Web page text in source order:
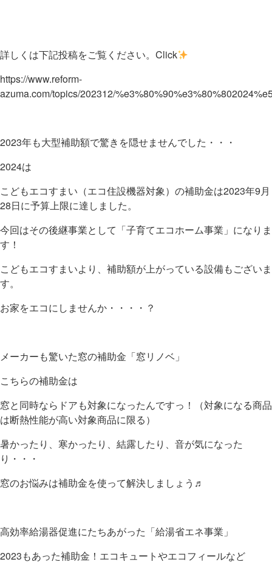
詳しくは下記投稿をご覧ください。Click
https://www.reform-
azuma.com/topics/202312/
2023年も大型補助額で驚きを隠せませんでした・・・
2024は
こどもエコすまい（エコ住設機器対象）の補助金は2023年9月
28日に予算上限に達しました。
今回はその後継事業として「子育てエコホーム事業」になりま
す！
こどもエコすまいより、補助額が上がっている設備もございま
す。
お家をエコにしませんか・・・・？
メーカーも驚いた窓の補助金「窓リノベ」
こちらの補助金は
窓と同時ならドアも対象になったんですっ！（対象になる商品
は断熱性能が高い対象商品に限る）
暑かったり、寒かったり、結露したり、音が気になった
り・・・
窓のお悩みは補助金を使って解決しましょう♬
高効率給湯器促進にたちあがった「給湯省エネ事業」
2023もあった補助金！エコキュートやエコフィールなど